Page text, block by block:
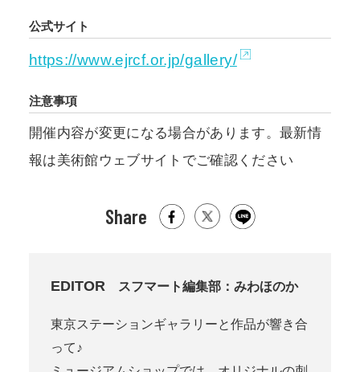
公式サイト
https://www.ejrcf.or.jp/gallery/
注意事項
開催内容が変更になる場合があります。最新情
報は美術館ウェブサイトでご確認ください
Share
EDITOR スフマート編集部：みわほのか
東京ステーションギャラリーと作品が響き合
って♪